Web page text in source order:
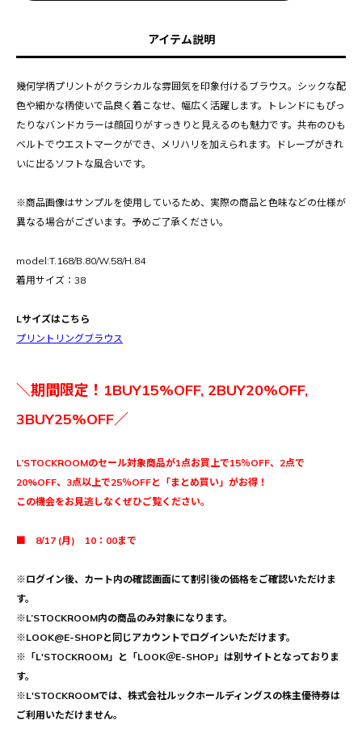
アイテム説明
幾何学柄プリントがクラシカルな雰囲気を印象付けるブラウス。シックな配
色や細かな柄使いで品良く着こなせ、幅広く活躍します。トレンドにもぴっ
たりなバンドカラーは顔回りがすっきりと見えるのも魅力です。共布のひも
ベルトでウエストマークができ、メリハリを加えられます。ドレープがきれ
いに出るソフトな風合いです。
※商品画像はサンプルを使用しているため、実際の商品と色味などの仕様が
異なる場合がございます。予めご了承ください。
model:T.168/B.80/W.58/H.84
着用サイズ：38
Lサイズはこちら
プリントリングブラウス
＼期間限定！1BUY15%OFF, 2BUY20%OFF,
3BUY25%OFF／
L’STOCKROOMのセール対象商品が1点お買上で15％OFF、2点で
20%OFF、3点以上で25％OFFと「まとめ買い」がお得！
この機会をお見逃しなくぜひご覧ください。
■ 8/17 (月) 10：00まで
※ログイン後、カート内の確認画面にて割引後の価格をご確認いただけま
す。
※L’STOCKROOM内の商品のみ対象になります。
※LOOK@E-SHOPと同じアカウントでログインいただけます。
※「L'STOCKROOM」と「LOOK＠E-SHOP」は別サイトとなっておりま
す。
※L'STOCKROOMでは、株式会社ルックホールディングスの株主優待券は
ご利用いただけません。